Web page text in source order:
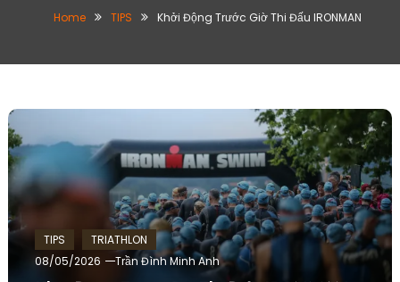
Home TIPS Khởi Động Trước Giờ Thi Đấu IRONMAN
TIPS
TRIATHLON
08/05/2026
Trần Đình Minh Anh